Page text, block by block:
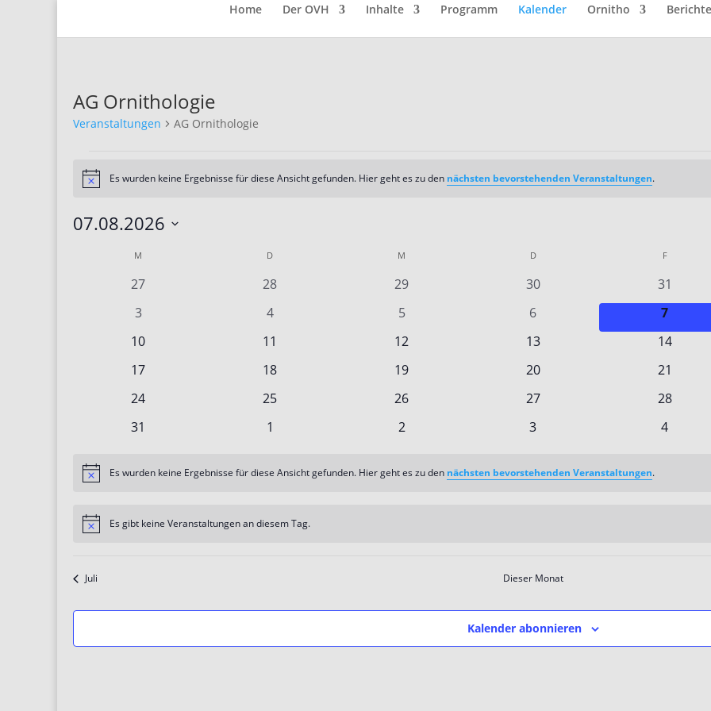
Home Der OVH Inhalte Programm Kalender Ornitho Berichte
AG Ornithologie
Veranstaltungen AG Ornithologie
HinweisEs wurden keine Ergebnisse für diese Ansicht gefunden. Hier geht es zu den nächsten bevorstehenden Veranstaltungen.
07.08.2026
Kalender
M D M DDONNERSTAG FFREITAG
0
27
0
28
0
29
0
Veranstaltungen
30
0
31
0
3
0
4
0
5
0
Veranstaltungen
6
0
7
0
10
0
11
0
12
0
13
0
14
0
17
0
18
0
19
0
20
0
21
0
24
0
25
0
26
0
27
0
28
0
31
0
1
0
2
0
3
0
4
HinweisEs wurden keine Ergebnisse für diese Ansicht gefunden. Hier geht es zu den nächsten bevorstehenden Veranstaltungen.
HinweisEs gibt keine Veranstaltungen an diesem Tag.
Juli Dieser Monat
Kalender abonnieren